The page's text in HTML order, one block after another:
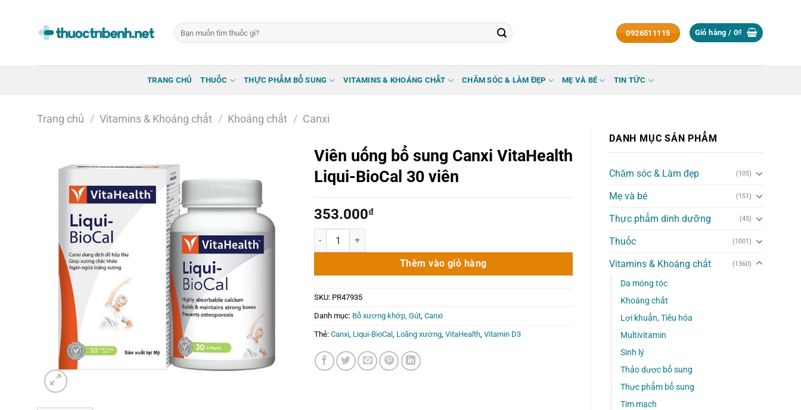
Tìm
kiếm:
0926511115 Giỏ hàng / 0₫
TRANG CHỦ THUỐC THỰC PHẨM BỔ SUNG VITAMINS & KHOÁNG CHẤT CHĂM SÓC & LÀM ĐẸP MẸ VÀ BÉ TIN TỨC
Trang chủ / Vitamins & Khoáng chất / Khoáng chất / Canxi
DANH MỤC SẢN PHẨM
Chăm sóc & Làm đẹp (105)
Mẹ và bé (151)
Thực phẩm dinh dưỡng (45)
Thuốc (1001)
Vitamins & Khoáng chất (1360)
Da móng tóc
Khoáng chất
Lợi khuẩn, Tiêu hóa
Multivitamin
Sinh lý
Thảo dược bổ sung
Thực phẩm bổ sung
Tim mạch
Viên uống bổ sung Canxi VitaHealth
Liqui-BioCal 30 viên
353.000₫
Viên uống bổ sung Canxi VitaHealth Liqui-BioCal 30 viên số lượng
Thêm vào giỏ hàng
SKU: PR47935
Danh mục: Bổ xương khớp, Gút, Canxi
Thẻ: Canxi, Liqui-BioCal Loãng xương, VitaHealth, Vitamin D3